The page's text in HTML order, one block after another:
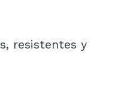
resistentes y